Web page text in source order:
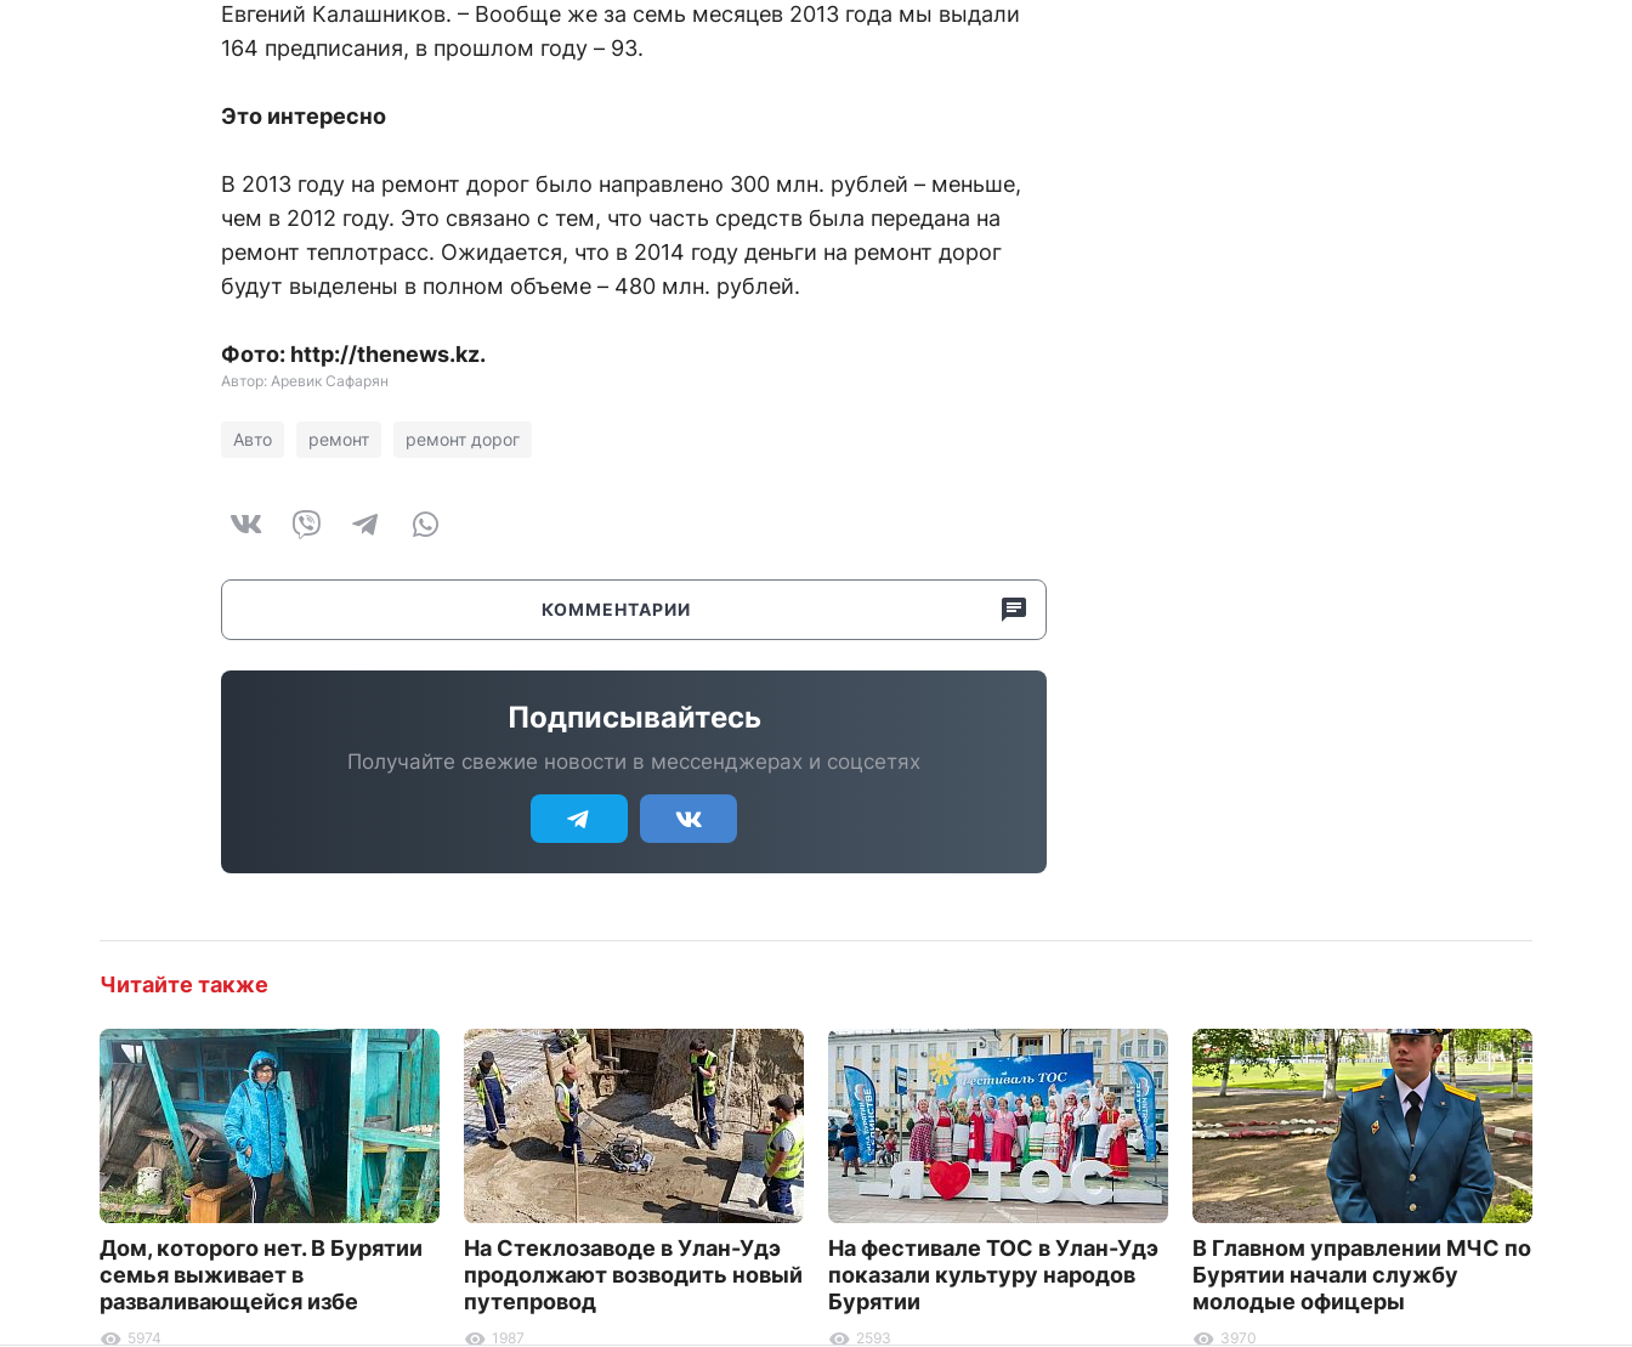
Евгений Калашников. – Вообще же за семь месяцев 2013 года мы выдали
164 предписания, в прошлом году – 93.
Это интересно
В 2013 году на ремонт дорог было направлено 300 млн. рублей – меньше,
чем в 2012 году. Это связано с тем, что часть средств была передана на
ремонт теплотрасс. Ожидается, что в 2014 году деньги на ремонт дорог
будут выделены в полном объеме – 480 млн. рублей.
Фото: http://thenews.kz.
Автор: Аревик Сафарян
Авто ремонт ремонт дорог
КОММЕНТАРИИ
Подписывайтесь
Получайте свежие новости в мессенджерах и соцсетях
Читайте также
Дом, которого нет. В Бурятии
семья выживает в
разваливающейся избе
5974
На Стеклозаводе в Улан-Удэ
продолжают возводить новый
путепровод
1987
На фестивале ТОС в Улан-Удэ
показали культуру народов
Бурятии
2593
В Главном управлении МЧС по
Бурятии начали службу
молодые офицеры
3970